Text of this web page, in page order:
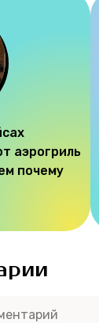
аэрогриль
почему